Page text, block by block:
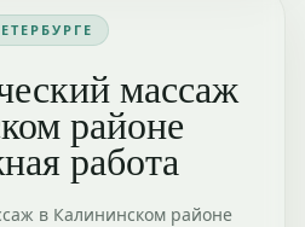
массаж
районе
работа
в Калининском районе